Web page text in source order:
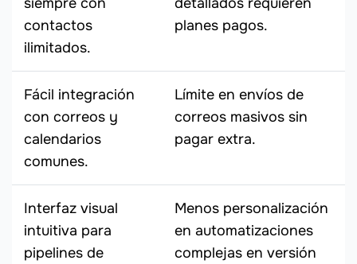
contactos
ilimitados.
planes pagos.
Fácil integración
con correos y
calendarios
comunes.
Límite en envíos de
correos masivos sin
pagar extra.
Interfaz visual
intuitiva para
pipelines de
Menos personalización
en automatizaciones
complejas en versión